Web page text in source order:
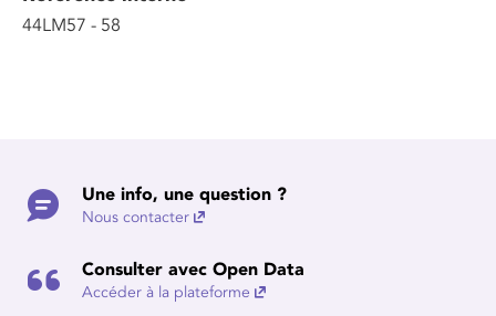
44LM57 - 58
Une info, une question ?
Nous contacter
Consulter avec Open Data
Accéder à la plateforme